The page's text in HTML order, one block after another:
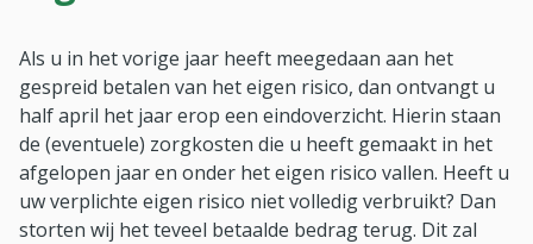
Als u in het vorige jaar heeft meegedaan aan het
gespreid betalen van het eigen risico, dan ontvangt u
half april het jaar erop een eindoverzicht. Hierin staan
de (eventuele) zorgkosten die u heeft gemaakt in het
afgelopen jaar en onder het eigen risico vallen. Heeft u
uw verplichte eigen risico niet volledig verbruikt? Dan
storten wij het teveel betaalde bedrag terug. Dit zal